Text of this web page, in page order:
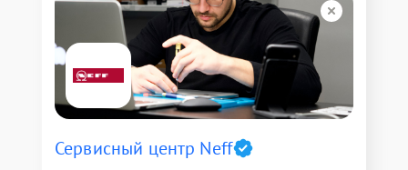
Сервисный центр Neff